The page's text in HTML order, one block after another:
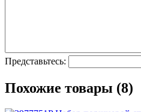
Представьтесь:
Похожие товары (8)